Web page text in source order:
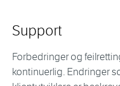
Support
Forbedringer og
kontinuerlig. Endringer